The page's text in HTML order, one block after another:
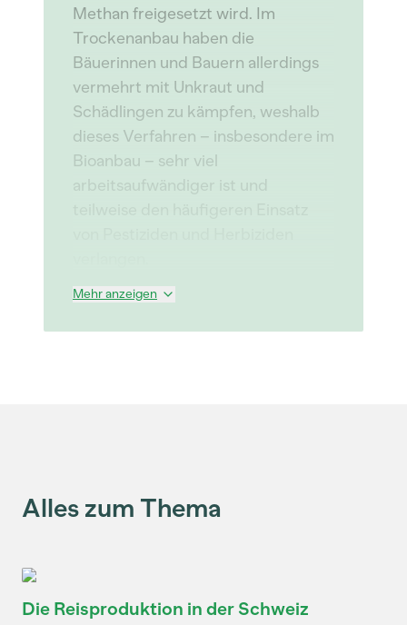
Methan freigesetzt wird. Im
Trockenanbau haben die
Bäuerinnen und Bauern allerdings
vermehrt mit Unkraut und
Schädlingen zu kämpfen, weshalb
dieses Verfahren – insbesondere im
Bioanbau – sehr viel
arbeitsaufwändiger ist und
Mehr anzeigen
Alles zum Thema
Die Reisproduktion in der Schweiz